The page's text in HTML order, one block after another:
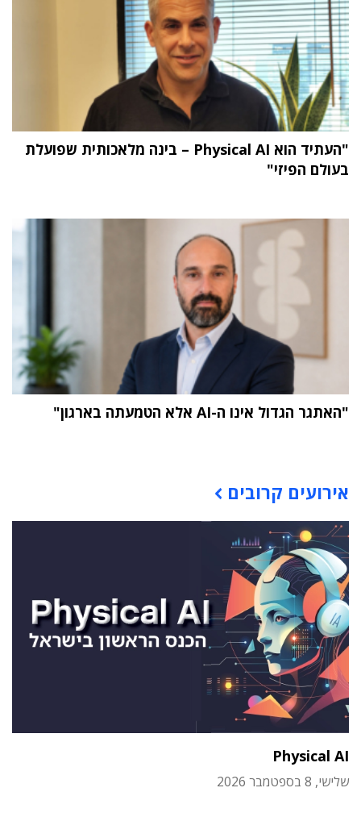
"העתיד הוא Physical AI – בינה מלאכותית שפועלת
בעולם הפיזי"
"האתגר הגדול אינו ה-AI אלא הטמעתה בארגון"
אירועים קרובים
Physical AI
שלישי, 8 בספטמבר 2026